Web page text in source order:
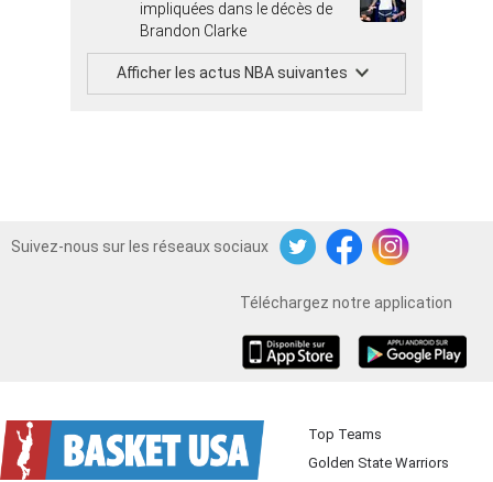
impliquées dans le décès de
Brandon Clarke
Afficher les actus NBA suivantes
Suivez-nous sur les réseaux sociaux
TwitterFacebookInstagram
Téléchargez notre application
Top Teams
Golden State Warriors